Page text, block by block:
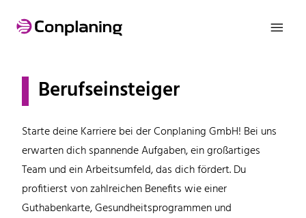

Berufseinsteiger
Starte deine Karriere bei der Conplaning GmbH! Bei uns
erwarten dich spannende Aufgaben, ein großartiges
Team und ein Arbeitsumfeld, das dich fördert. Du
profitierst von zahlreichen Benefits wie einer
Guthabenkarte, Gesundheitsprogrammen und